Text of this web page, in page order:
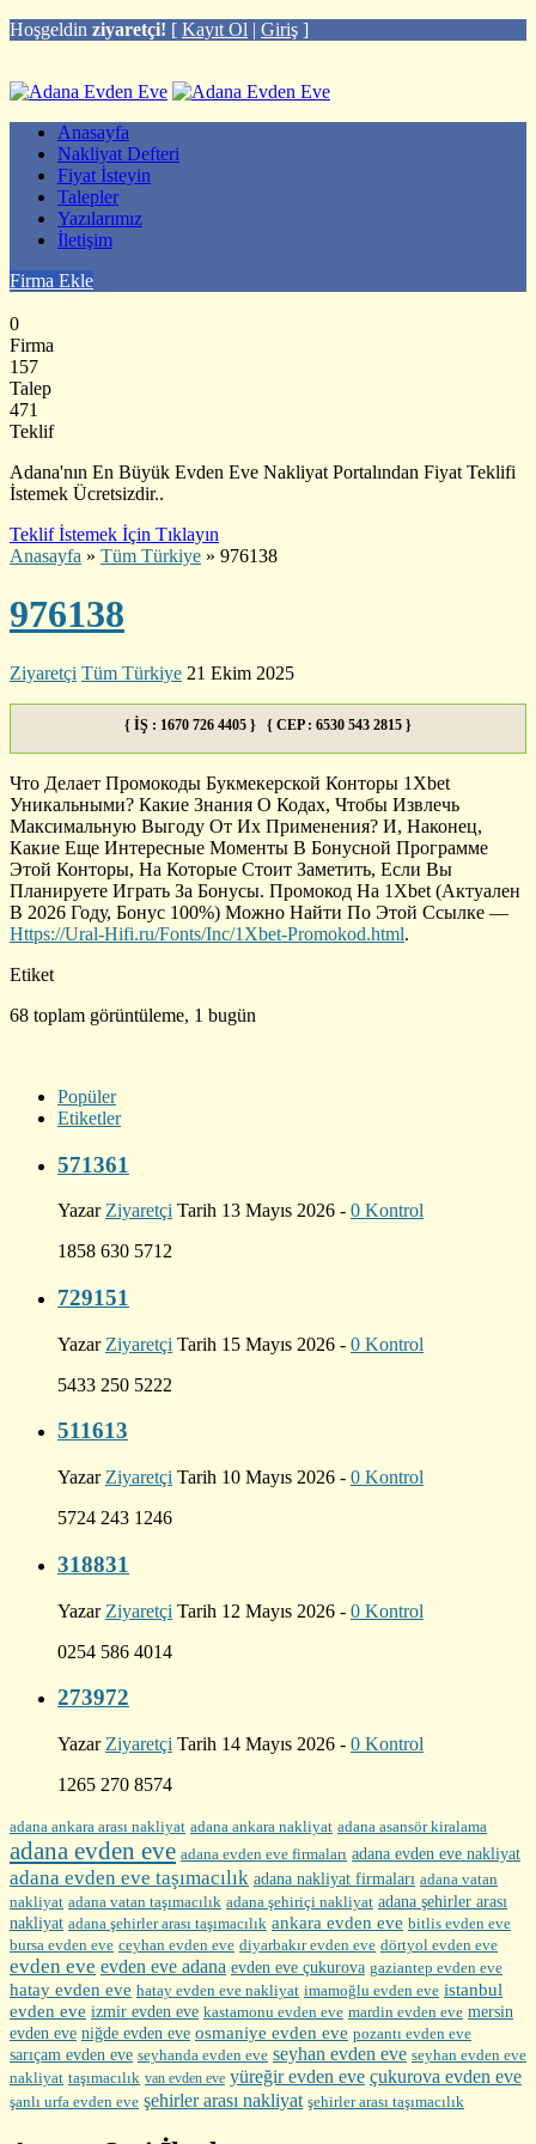
Hoşgeldin ziyaretçi! [ Kayıt Ol | Giriş ]
Anasayfa
Nakliyat Defteri
Fiyat İsteyin
Talepler
Yazılarımız
İletişim
Firma Ekle
0
Firma
157
Talep
471
Teklif
Adana'nın En Büyük Evden Eve Nakliyat Portalından Fiyat Teklifi
İstemek Ücretsizdir..
Teklif İstemek İçin Tıklayın
Anasayfa » Tüm Türkiye » 976138
976138
Ziyaretçi Tüm Türkiye 21 Ekim 2025
{ İŞ : 1670 726 4405 } { CEP : 6530 543 2815 }
Что Делает Промокоды Букмекерской Конторы 1Xbet
Уникальными? Какие Знания О Кодах, Чтобы Извлечь
Максимальную Выгоду От Их Применения? И, Наконец,
Какие Еще Интересные Моменты В Бонусной Программе
Этой Конторы, На Которые Стоит Заметить, Если Вы
Планируете Играть За Бонусы. Промокод На 1Xbet (Актуален
В 2026 Году, Бонус 100%) Можно Найти По Этой Ссылке —
Https://Ural-Hifi.ru/Fonts/Inc/1Xbet-Promokod.html.
Etiket
68 toplam görüntüleme, 1 bugün
Popüler
Etiketler
571361
Yazar Ziyaretçi Tarih 13 Mayıs 2026 - 0 Kontrol
1858 630 5712
729151
Yazar Ziyaretçi Tarih 15 Mayıs 2026 - 0 Kontrol
5433 250 5222
511613
Yazar Ziyaretçi Tarih 10 Mayıs 2026 - 0 Kontrol
5724 243 1246
318831
Yazar Ziyaretçi Tarih 12 Mayıs 2026 - 0 Kontrol
0254 586 4014
273972
Yazar Ziyaretçi Tarih 14 Mayıs 2026 - 0 Kontrol
1265 270 8574
adana ankara arası nakliyat adana ankara nakliyat adana asansör kiralama
adana evden eve adana evden eve firmaları adana evden eve nakliyat
adana evden eve taşımacılık adana nakliyat firmaları adana vatan
nakliyat adana vatan taşımacılık adana şehiriçi nakliyat adana şehirler arası
nakliyat adana şehirler arası taşımacılık ankara evden eve bitlis evden eve
bursa evden eve ceyhan evden eve diyarbakır evden eve dörtyol evden eve
evden eve evden eve adana evden eve çukurova gaziantep evden eve
hatay evden eve hatay evden eve nakliyat imamoğlu evden eve istanbul
evden eve izmir evden eve kastamonu evden eve mardin evden eve mersin
evden eve niğde evden eve osmaniye evden eve pozantı evden eve
sarıçam evden eve seyhanda evden eve seyhan evden eve seyhan evden eve
nakliyat taşımacılık van evden eve yüreğir evden eve çukurova evden eve
şanlı urfa evden eve şehirler arası nakliyat şehirler arası taşımacılık